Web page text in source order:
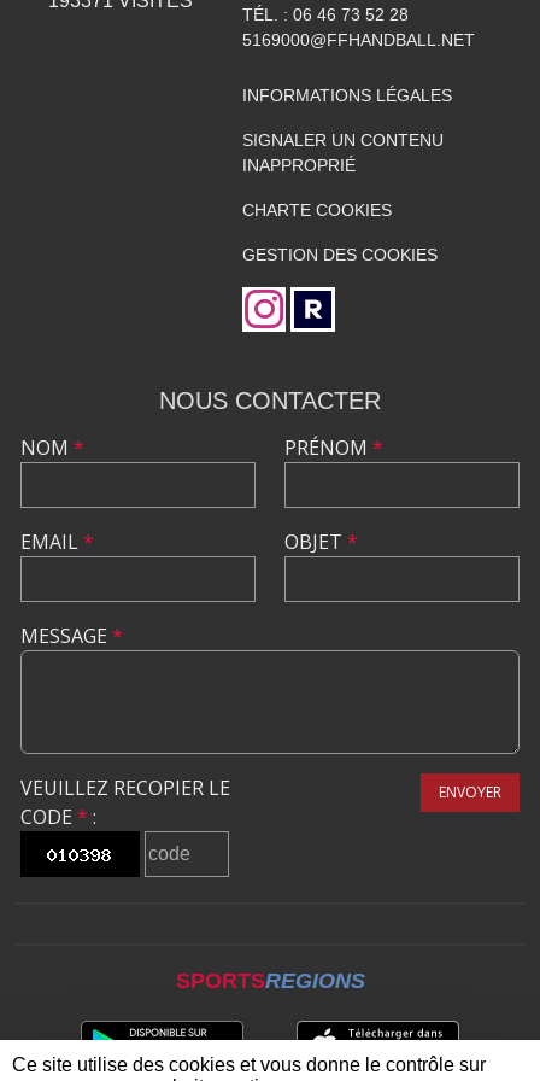
TÉL. : 06 46 73 52 28
5169000@FFHANDBALL.NET
INFORMATIONS LÉGALES
SIGNALER UN CONTENU
INAPPROPRIÉ
CHARTE COOKIES
GESTION DES COOKIES
NOUS CONTACTER
NOM *
EMAIL*
PRÉNOM *
OBJET *
MESSAGE *
VEUILLEZ RECOPIER LE
CODE * :
ENVOYER
SPORTSREGIONS
Ce site utilise des cookies et vous donne le contrôle sur